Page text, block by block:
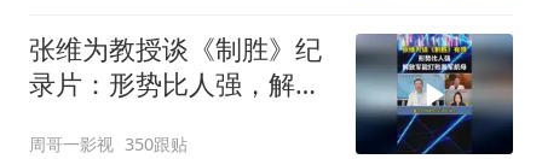
张维为教授谈《制胜》纪
录片：形势比人强，解放
周哥一影视 350跟贴